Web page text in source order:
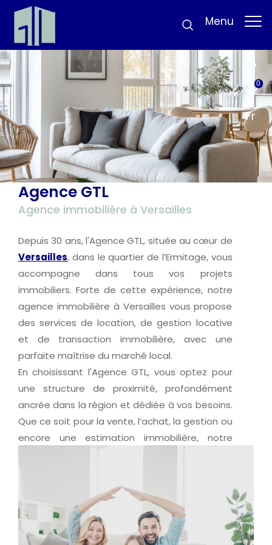
Menu
0
Fr
Agence GTL
Agence immobilière à Versailles
Depuis 30 ans, l'Agence GTL, située au cœur de
Versailles, dans le quartier de l’Ermitage, vous
accompagne dans tous vos projets
immobiliers. Forte de cette expérience, notre
agence immobilière à Versailles vous propose
des services de location, de gestion locative
et de transaction immobilière, avec une
parfaite maîtrise du marché local.
En choisissant l'Agence GTL, vous optez pour
une structure de proximité, profondément
ancrée dans la région et dédiée à vos besoins.
Que ce soit pour la vente, l’achat, la gestion ou
encore une estimation immobilière, notre
Un projet immobilier ?
Découvrez nos prestations